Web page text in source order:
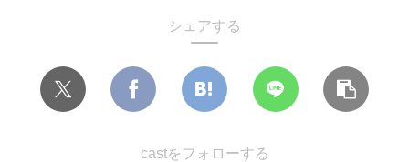
シェアする
castをフォローする